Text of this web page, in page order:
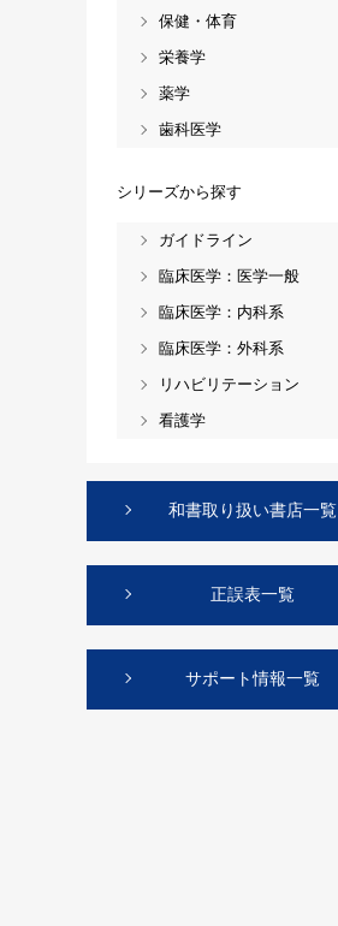
保健・体育
栄養学
薬学
歯科医学
シリーズから探す
ガイドライン
臨床医学：医学一般
臨床医学：内科系
臨床医学：外科系
リハビリテーション
看護学
和書取り扱い書店一覧
正誤表一覧
サポート情報一覧